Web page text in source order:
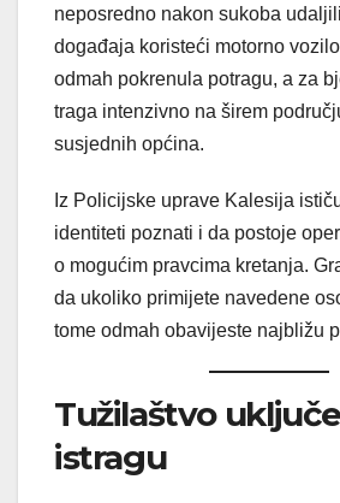
neposredno nakon sukoba
događaja koristeći motorno
odmah pokrenula potragu, a za
traga intenzivno na širem
susjednih općina.
Iz Policijske uprave Kalesija
identiteti poznati i da postoje
o mogućim pravcima kretanja.
da ukoliko primijete navedene
tome odmah obavijeste najbližu
Tužilaštvo
istragu